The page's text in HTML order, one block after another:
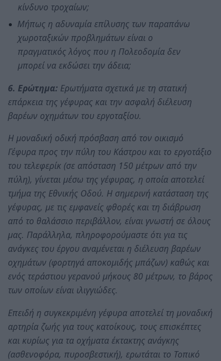
κίνδυνο τροχαίων;
Μήπως η αδυναμία επίλυσης των παραπάνω
χωροταξικών προβλημάτων είναι ο
πραγματικός λόγος που η Πολεοδομία δεν
μπορεί να εκδώσει την άδεια;
6. Ερώτημα: Ερωτήματα σχετικά με τη στατική
επάρκεια της γέφυρας και την ασφαλή διέλευση
βαρέων οχημάτων του εργοταξίου.
Η μοναδική οδική πρόσβαση από τον οικισμό
Γέφυρα προς την πύλη του Κάστρου και το εργοτάξιο
του τελεφερίκ (σε απόσταση 150 μέτρων από την
πύλη), γίνεται μέσω της γέφυρας, η οποία αποτελεί
τμήμα της Εθνικής Οδού. Η σημερινή κατάσταση της
γέφυρας, με τις εμφανείς φθορές και τη διάβρωση
από το θαλάσσιο περιβάλλον, είναι γνωστή σε όλους
μας. Παράλληλα, πληροφορούμαστε ότι για τις
ανάγκες του έργου αναμένεται η διέλευση βαρέων
οχημάτων (φορτηγά αποκομιδής μπάζων) καθώς και
ενός τεράστιου γερανού μήκους 80 μέτρων, το βάρος
των οποίων είναι ιλιγγιώδες.
Επειδή η συγκεκριμένη γέφυρα αποτελεί τη μοναδική
αρτηρία ζωής για τους κατοίκους, τους επισκέπτες
και κυρίως για τα οχήματα έκτακτης ανάγκης
(ασθενοφόρα, πυροσβεστική), ερωτάται το Τοπικό